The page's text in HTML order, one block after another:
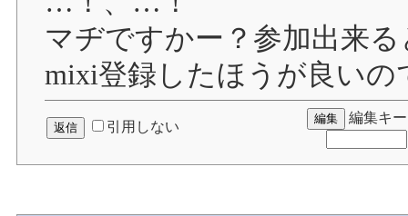
マヂですかー？参加出来
mixi登録したほうが良いの
引用しない
編集キー